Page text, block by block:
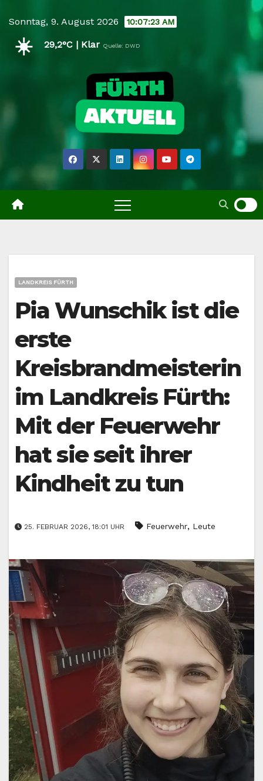
content
Sonntag, 9. August 2026 10:07:25 AM
☀️ 29,2°C | Klar Quelle: DWD
LANDKREIS FÜRTH
Pia Wunschik ist die
erste
Kreisbrandmeisterin
im Landkreis Fürth:
Mit der Feuerwehr
hat sie seit ihrer
Kindheit zu tun
25. FEBRUAR 2026, 18:01 UHR Feuerwehr, Leute